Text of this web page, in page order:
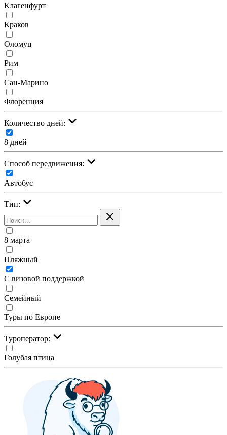
Клагенфурт
Краков
Оломуц
Рим
Сан-Марино
Флоренция
Количество дней:
8 дней
Cпособ передвижения:
Автобус
Тип:
8 марта
Пляжный
С визовой поддержкой
Семейный
Туры по Европе
Туроператор:
Голубая птица